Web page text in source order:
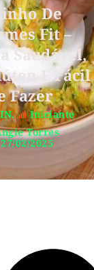
De
Fit –
Saudável,
E Fácil
Fazer
Iniciante
Torres
27/02/2025